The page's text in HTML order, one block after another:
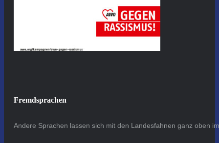
Fremdsprachen
Andere Sprachen lassen sich mit den Landesfahnen ganz oben